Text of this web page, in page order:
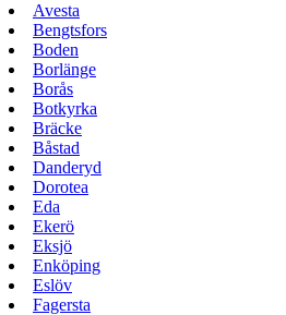
Avesta
Bengtsfors
Boden
Borlänge
Borås
Botkyrka
Bräcke
Båstad
Danderyd
Dorotea
Eda
Ekerö
Eksjö
Enköping
Eslöv
Fagersta